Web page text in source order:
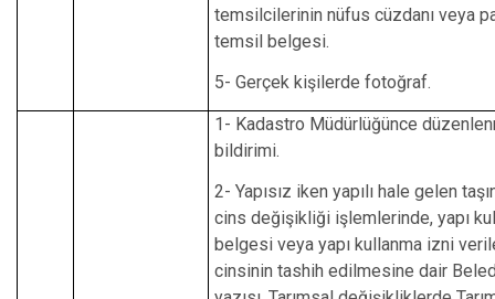
temsilcilerinin nüfus cüzdanı veya
temsil belgesi.
5- Gerçek kişilerde fotoğraf.
1- Kadastro Müdürlüğünce
bildirimi.
2- Yapısız iken yapılı hale gelen
cins değişikliği işlemlerinde, yapı
belgesi veya yapı kullanma izni
cinsinin tashih edilmesine dair